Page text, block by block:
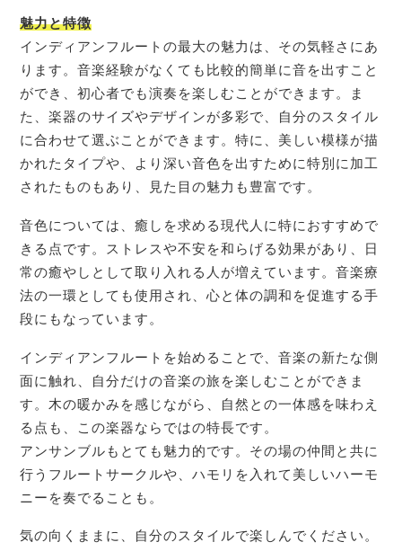
魅力と特徴
インディアンフルートの最大の魅力は、その気軽さにあ
ります。音楽経験がなくても比較的簡単に音を出すこと
ができ、初心者でも演奏を楽しむことができます。ま
た、楽器のサイズやデザインが多彩で、自分のスタイル
に合わせて選ぶことができます。特に、美しい模様が描
かれたタイプや、より深い音色を出すために特別に加工
されたものもあり、見た目の魅力も豊富です。
音色については、癒しを求める現代人に特におすすめで
きる点です。ストレスや不安を和らげる効果があり、日
常の癒やしとして取り入れる人が増えています。音楽療
法の一環としても使用され、心と体の調和を促進する手
段にもなっています。
インディアンフルートを始めることで、音楽の新たな側
面に触れ、自分だけの音楽の旅を楽しむことができま
す。木の暖かみを感じながら、自然との一体感を味わえ
る点も、この楽器ならではの特長です。
アンサンブルもとても魅力的です。その場の仲間と共に
行うフルートサークルや、ハモリを入れて美しいハーモ
ニーを奏でることも。
気の向くままに、自分のスタイルで楽しんでください。